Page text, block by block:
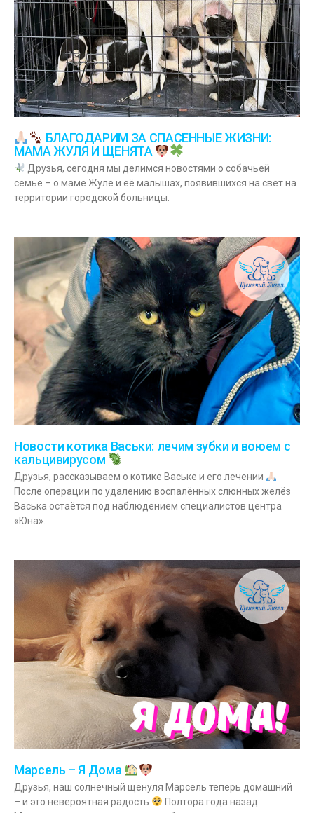
БЛАГОДАРИМ ЗА СПАСЕННЫЕ ЖИЗНИ:
МАМА ЖУЛЯ И ЩЕНЯТА
Друзья, сегодня мы делимся новостями о собачьей
семье – о маме Жуле и её малышах, появившихся на свет на
территории городской больницы.
Новости котика Васьки: лечим зубки и воюем с
кальцивирусом
Друзья, рассказываем о котике Ваське и его лечении
После операции по удалению воспалённых слюнных желёз
Васька остаётся под наблюдением специалистов центра
«Юна».
Марсель – Я Дома
Друзья, наш солнечный щенуля Марсель теперь домашний
– и это невероятная радость
Полтора года назад